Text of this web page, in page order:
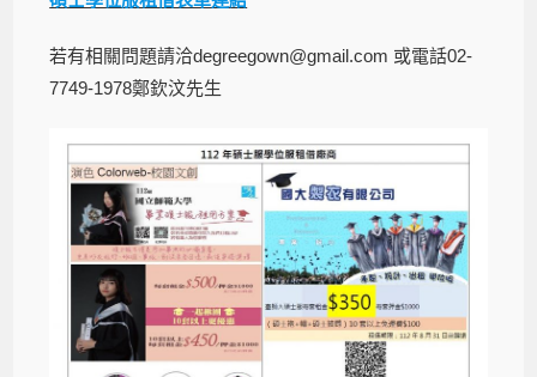
若有相關問題請洽degreegown@gmail.com 或電話02-
7749-1978鄭欽汶先生